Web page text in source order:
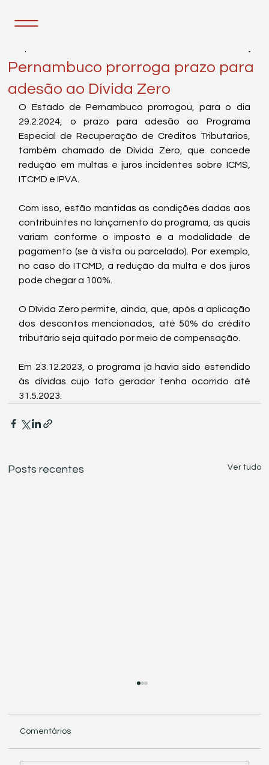
Pernambuco prorroga prazo para
adesão ao Dívida Zero
O Estado de Pernambuco prorrogou, para o dia
29.2.2024, o prazo para adesão ao Programa
Especial de Recuperação de Créditos Tributários,
também chamado de Dívida Zero, que concede
redução em multas e juros incidentes sobre ICMS,
ITCMD e IPVA.
Com isso, estão mantidas as condições dadas aos
contribuintes no lançamento do programa, as quais
variam conforme o imposto e a modalidade de
pagamento (se à vista ou parcelado). Por exemplo,
no caso do ITCMD, a redução da multa e dos juros
pode chegar a 100%.
O Dívida Zero permite, ainda, que, após a aplicação
dos descontos mencionados, até 50% do crédito
tributário seja quitado por meio de compensação.
Em 23.12.2023, o programa já havia sido estendido
às dívidas cujo fato gerador tenha ocorrido até
31.5.2023.
Posts recentes Ver tudo
Comentários